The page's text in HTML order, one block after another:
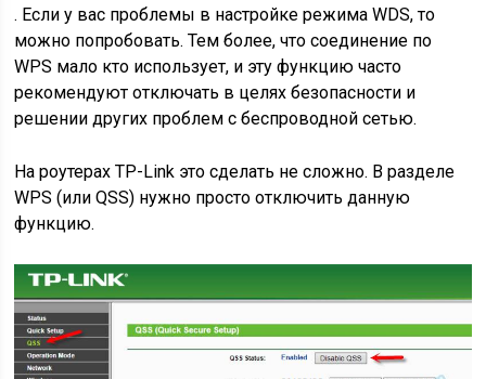
. Если у вас проблемы в настройке режима WDS, то
можно попробовать. Тем более, что соединение по
WPS мало кто использует, и эту функцию часто
рекомендуют отключать в целях безопасности и
решении других проблем с беспроводной сетью.
На роутерах TP-Link это сделать не сложно. В разделе
WPS (или QSS) нужно просто отключить данную
функцию.